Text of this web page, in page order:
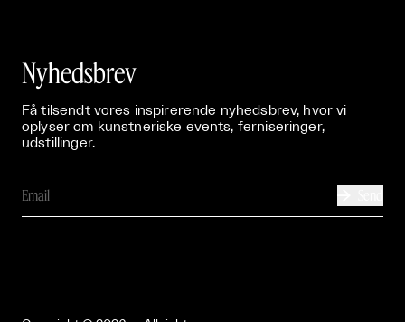
Nyhedsbrev
Få tilsendt vores inspirerende nyhedsbrev, hvor vi
oplyser om kunstneriske events, ferniseringer,
udstillinger.